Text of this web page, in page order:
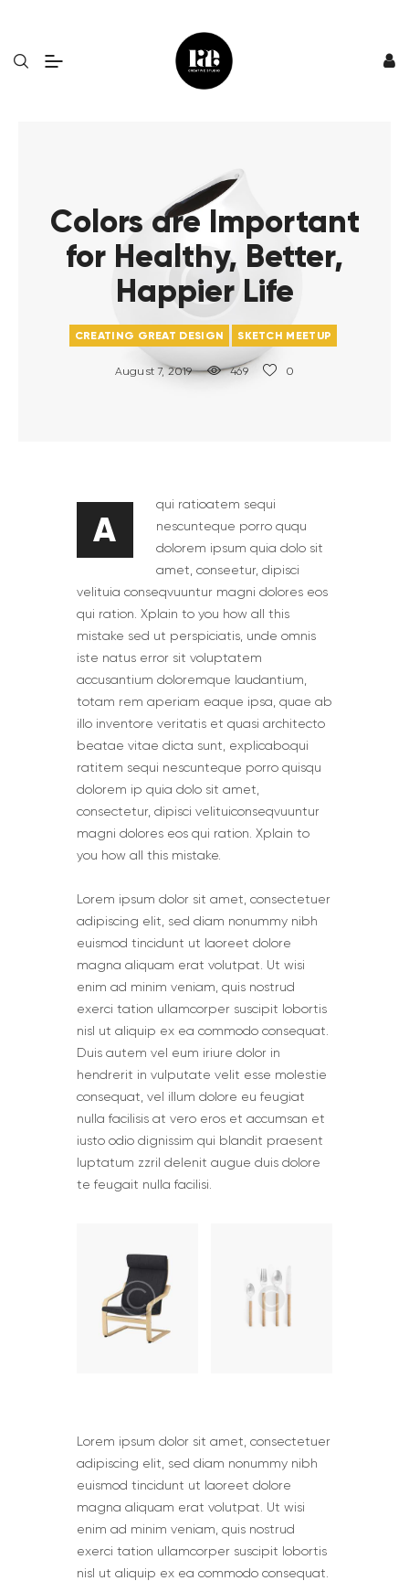
Colors are Important
for Healthy, Better,
Happier Life
CREATING GREAT DESIGN SKETCH MEETUP
August 7, 2019 469 0
A
qui ratioatem sequi
nescunteque porro ququ
dolorem ipsum quia dolo sit
amet, conseetur, dipisci
velituia conseqvuuntur magni dolores eos
qui ration. Xplain to you how all this
mistake sed ut perspiciatis, unde omnis
iste natus error sit voluptatem
accusantium doloremque laudantium,
totam rem aperiam eaque ipsa, quae ab
illo inventore veritatis et quasi architecto
beatae vitae dicta sunt, explicabo.qui
ratitem sequi nescunteque porro quisqu
dolorem ip quia dolo sit amet,
consectetur, dipisci velituiconseqvuuntur
magni dolores eos qui ration. Xplain to
you how all this mistake.
Lorem ipsum dolor sit amet, consectetuer
adipiscing elit, sed diam nonummy nibh
euismod tincidunt ut laoreet dolore
magna aliquam erat volutpat. Ut wisi
enim ad minim veniam, quis nostrud
exerci tation ullamcorper suscipit lobortis
nisl ut aliquip ex ea commodo consequat.
Duis autem vel eum iriure dolor in
hendrerit in vulputate velit esse molestie
consequat, vel illum dolore eu feugiat
nulla facilisis at vero eros et accumsan et
iusto odio dignissim qui blandit praesent
luptatum zzril delenit augue duis dolore
te feugait nulla facilisi.
Lorem ipsum dolor sit amet, consectetuer
adipiscing elit, sed diam nonummy nibh
euismod tincidunt ut laoreet dolore
magna aliquam erat volutpat. Ut wisi
enim ad minim veniam, quis nostrud
exerci tation ullamcorper suscipit lobortis
nisl ut aliquip ex ea commodo consequat.